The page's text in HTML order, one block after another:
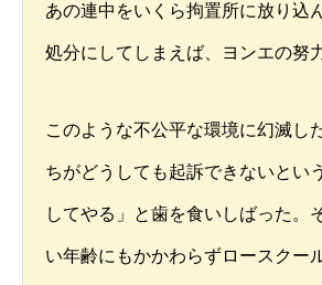
あの連中をいくら拘置所に放り込
処分にしてしまえば、ヨンエの努
このような不公平な環境に幻滅し
ちがどうしても起訴できないと
してやる」と歯を食いしばった。
い年齢にもかかわらずロースクー